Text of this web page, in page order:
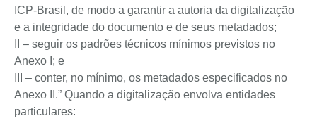
ICP-Brasil, de modo a garantir a autoria da digitalização
e a integridade do documento e de seus metadados;
II – seguir os padrões técnicos mínimos previstos no
Anexo I; e
III – conter, no mínimo, os metadados especificados no
Anexo II.” Quando a digitalização envolva entidades
particulares: